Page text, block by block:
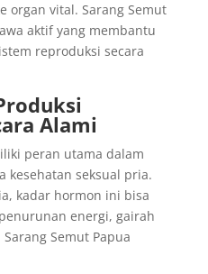
organ vital. Sarang Semut
aktif yang membantu
reproduksi secara
Alami
peran utama dalam
kesehatan seksual pria.
kadar hormon ini bisa
energi, gairah
Semut Papua